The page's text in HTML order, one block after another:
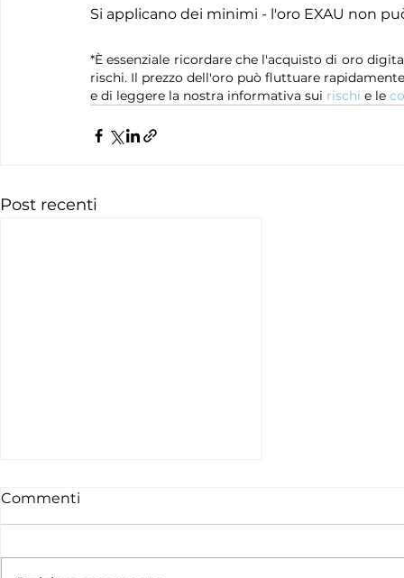
Si applicano dei minimi - l'oro EXAU non
*È essenziale ricordare che l'acquisto di oro
rischi. Il prezzo dell'oro può fluttuare
e di leggere la nostra informativa sui rischi e le
Post recenti
Commenti